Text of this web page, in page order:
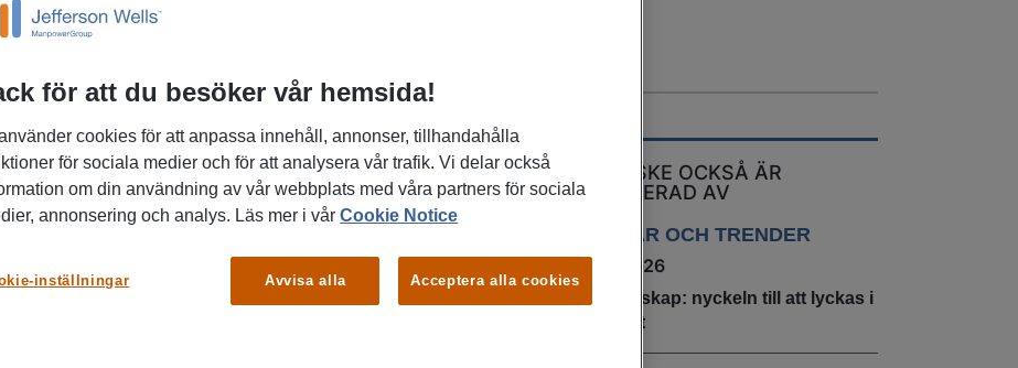
DU KANSKE OCKSÅ ÄR
INTRESSERAD AV
ARTIKLAR OCH TRENDER
22 juni 2026
Självledarskap: nyckeln till att lyckas i
arbetslivet
för att du besöker vår hemsida!
cookies för att anpassa innehåll, annonser, tillhandahålla
för sociala medier och för att analysera vår trafik. Vi delar också
om din användning av vår webbplats med våra partners för sociala
annonsering och analys. Läs mer i vårCookie Notice
Avvisa alla Acceptera alla cookies
inställningar